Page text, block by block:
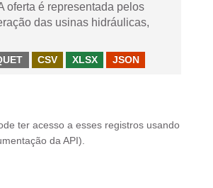
oferta é representada pelos
das usinas hidráulicas,
CSV XLSX JSON
ter acesso a esses registros usando
da API ).